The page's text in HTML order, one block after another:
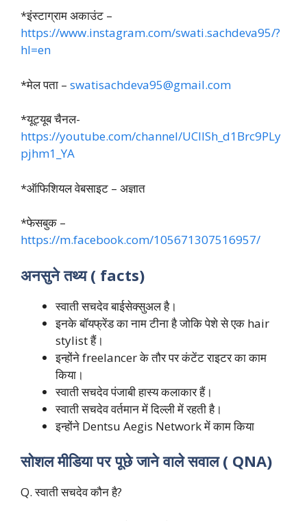
*इंस्टाग्राम अकाउंट –
https://www.instagram.com/swati.sachdeva95/?
hl=en
*मेल पता – swatisachdeva95@gmail.com
*यूट्यूब चैनल-
https://youtube.com/channel/UCllSh_d1Brc9PLy
pjhm1_YA
*ऑफिशियल वेबसाइट – अज्ञात
*फेसबुक –
https://m.facebook.com/105671307516957/
अनसुने तथ्य ( facts)
स्वाती सचदेव बाईसेक्सुअल है।
इनके बॉयफ्रेंड का नाम टीना है जोकि पेशे से एक hair
stylist हैं।
इन्होंने freelancer के तौर पर कंटेंट राइटर का काम
किया।
स्वाती सचदेव पंजाबी हास्य कलाकार हैं।
स्वाती सचदेव वर्तमान में दिल्ली में रहती है।
इन्होंने Dentsu Aegis Network में काम किया
सोशल मीडिया पर पूछे जाने वाले सवाल ( QNA)
Q. स्वाती सचदेव कौन है?